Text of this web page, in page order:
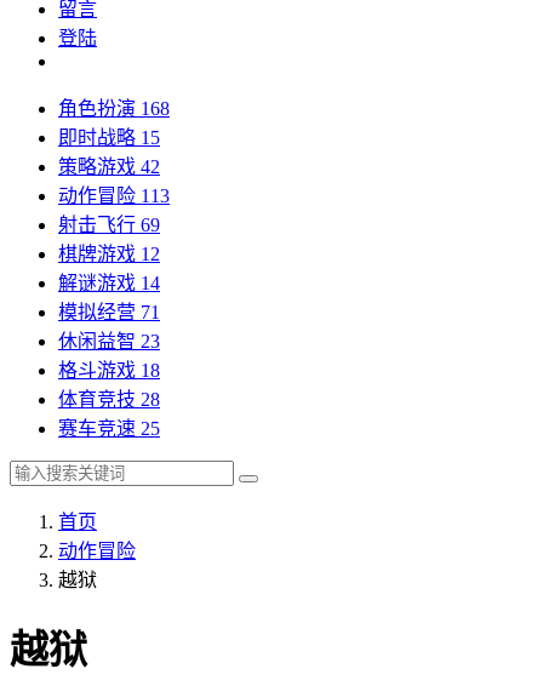
留言
登陆
角色扮演 168
即时战略 15
策略游戏 42
动作冒险 113
射击飞行 69
棋牌游戏 12
解谜游戏 14
模拟经营 71
休闲益智 23
格斗游戏 18
体育竞技 28
赛车竞速 25
首页
动作冒险
越狱
越狱